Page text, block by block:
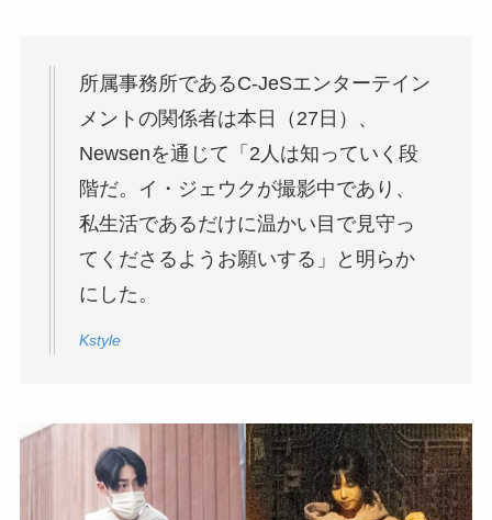
所属事務所であるC-JeSエンターテイン
メントの関係者は本日（27日）、
Newsenを通じて「2人は知っていく段
階だ。イ・ジェウクが撮影中であり、
私生活であるだけに温かい目で見守っ
てくださるようお願いする」と明らか
にした。
Kstyle